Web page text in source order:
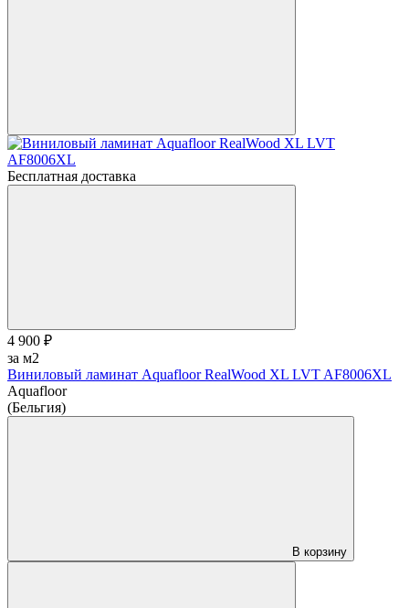
Бесплатная доставка
4 900 ₽
за м2
Виниловый ламинат Aquafloor RealWood XL LVT AF8006XL
Aquafloor
(Бельгия)
В корзину